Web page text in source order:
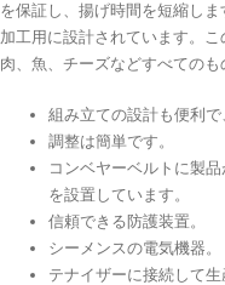
を保証し、揚げ時間を短縮し
加工用に設計されています。
肉、魚、チーズなどすべてのも
組み立ての設計も便利で
調整は簡単です。
コンベヤーベルトに製
を設置しています。
信頼できる防護装置。
シーメンスの電気機器。
テナイザーに接続して